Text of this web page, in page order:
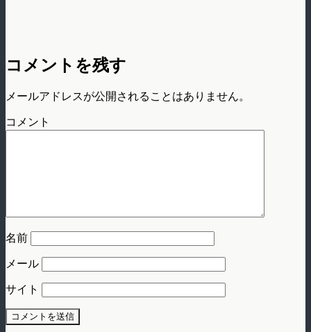
コメントを残す
メールアドレスが公開されることはありません。
コメント
名前
メール
サイト